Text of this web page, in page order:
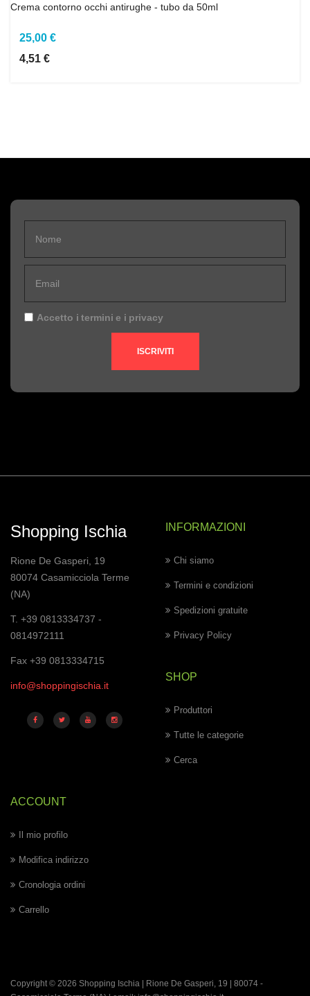
Crema contorno occhi antirughe - tubo da 50ml
25,00 €
4,51 €
Accetto i termini e i privacy
ISCRIVITI
Shopping Ischia
Rione De Gasperi, 19
80074 Casamicciola Terme
(NA)
T. +39 0813334737 -
0814972111
Fax +39 0813334715
info@shoppingischia.it
INFORMAZIONI
Chi siamo
Termini e condizioni
Spedizioni gratuite
Privacy Policy
SHOP
Produttori
Tutte le categorie
Cerca
ACCOUNT
Il mio profilo
Modifica indirizzo
Cronologia ordini
Carrello
Copyright © 2026 Shopping Ischia | Rione De Gasperi, 19 | 80074 -